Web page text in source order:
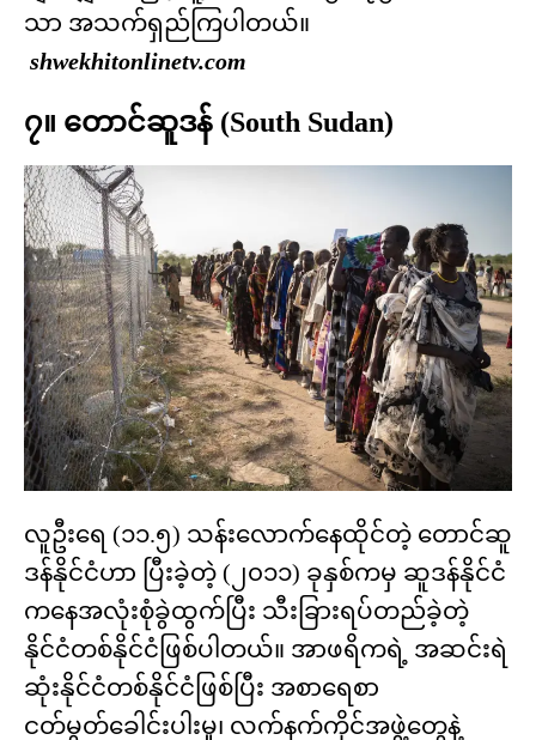
သာ အသက်ရှည်ကြပါတယ်။
shwekhitonlinetv.com
၇။ တောင်ဆူဒန် (South Sudan)
လူဦးရေ (၁၁.၅) သန်းလောက်နေထိုင်တဲ့ တောင်ဆူ
ဒန်နိုင်ငံဟာ ပြီးခဲ့တဲ့ (၂၀၁၁) ခုနှစ်ကမှ ဆူဒန်နိုင်ငံ
ကနေအလုံးစုံခွဲထွက်ပြီး သီးခြားရပ်တည်ခဲ့တဲ့
နိုင်ငံတစ်နိုင်ငံဖြစ်ပါတယ်။ အာဖရိကရဲ့ အဆင်းရဲ
ဆုံးနိုင်ငံတစ်နိုင်ငံဖြစ်ပြီး အစာရေစာ
ငတ်မွတ်ခေါင်းပါးမှု၊ လက်နက်ကိုင်အဖွဲ့တွေနဲ့